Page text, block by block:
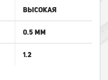
Высокая
0.5 мм
1.2